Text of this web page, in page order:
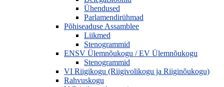
Ühendused
Parlamendirühmad
Põhiseaduse Assamblee
Liikmed
Stenogrammid
ENSV Ülemnõukogu / EV Ülemnõukogu
Stenogrammid
VI Riigikogu (Riigivolikogu ja Riiginõukogu)
Rahvuskogu